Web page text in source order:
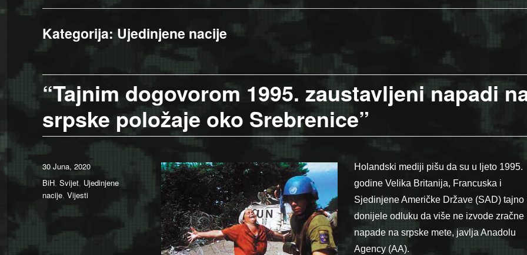
Kategorija:Ujedinjene nacije
“Tajnim dogovorom 1995. zaustavljeni napadi
srpske položaje oko Srebrenice”
Holandski mediji pišu da su u ljeto 1995.
godine Velika Britanija, Francuska i
Sjedinjene Američke Države (SAD) tajno
donijele odluku da više ne izvode zračne
napade na srpske mete, javlja Anadolu
Agency (AA).
Posted
on
30 Juna, 2020
Categories
BiH, Svijet, Ujedinjene
nacije, Vijesti